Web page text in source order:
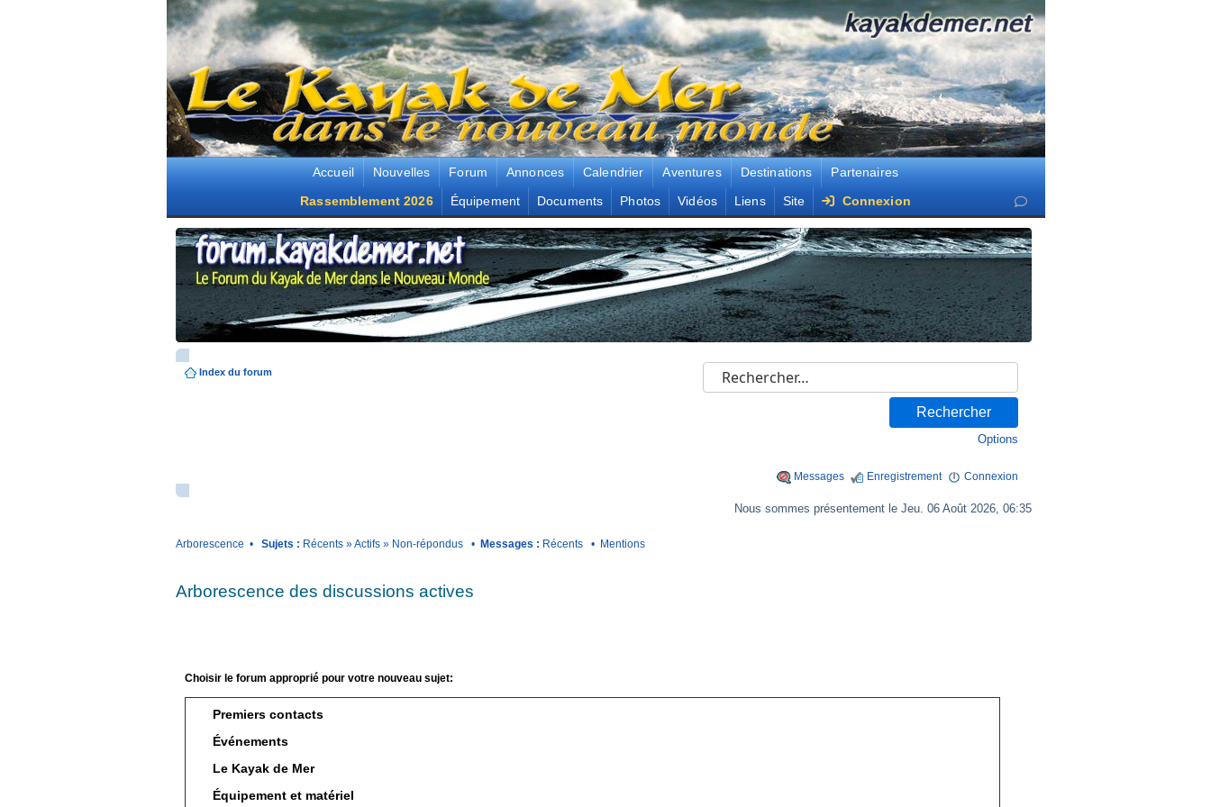
Accueil Nouvelles Forum Annonces Calendrier Aventures Destinations
Partenaires
Rassemblement 2026
Équipement Documents Photos Vidéos Liens Site Connexion
Index du forum
Options
Messages Enregistrement Connexion
Nous sommes présentement le Jeu. 06 Août 2026, 06:35
Arborescence • Sujets : Récents»Actifs» Non-répondus• Messages : Récents• Mentions
Arborescence des discussions actives
Choisir le forum approprié pour votre nouveau sujet:
Premiers contacts
Événements
Le Kayak de Mer
Équipement et matériel